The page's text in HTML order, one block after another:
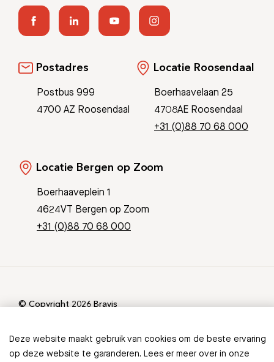
Deze website maakt gebruik van cookies om de beste ervaring
op deze website te garanderen. Lees er meer over in onze
Ontbreekt er informatie in
Postadres
Postbus 999
4700 AZ Roosendaal
Locatie Roosendaal
Boerhaavelaan 25
4708AE Roosendaal
+31 (0)88 70 68 000
Locatie Bergen op Zoom
Boerhaaveplein 1
4624VT Bergen op Zoom
+31 (0)88 70 68 000
© Copyright 2026 Bravis